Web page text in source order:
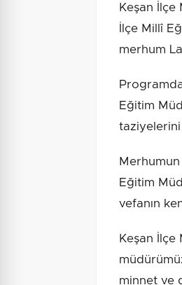
Keşan
İlçe Millî
merhum
Eğitim
Eğitim
vefanın
Keşan İlçe
minnet ve